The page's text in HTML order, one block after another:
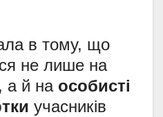
в тому, що
не лише на
а й на особисті
учасників